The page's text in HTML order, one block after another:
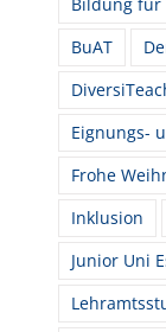
BuAT
Eignungs-
Frohe
Inklusion
Junior Uni